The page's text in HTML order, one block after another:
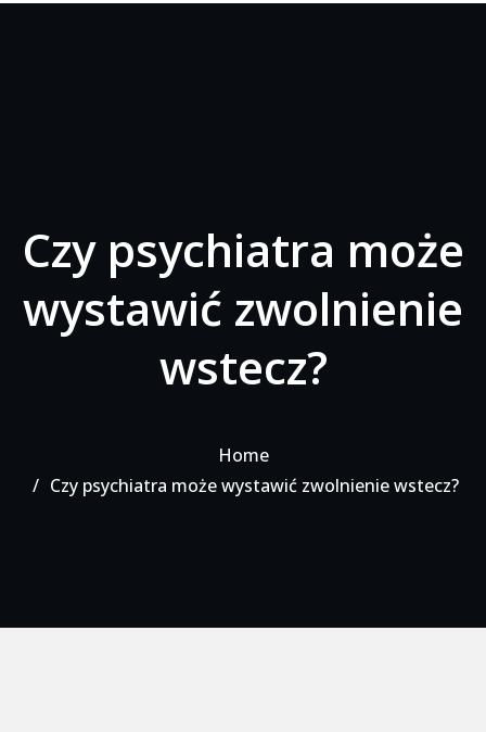
Czy psychiatra może
wystawić zwolnienie
wstecz?
Home
Czy psychiatra może wystawić zwolnienie wstecz?